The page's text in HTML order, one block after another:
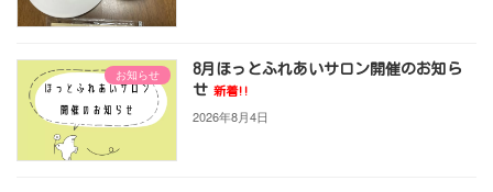
お知らせ
8月ほっとふれあいサロン開催のお知ら
せ 新着!!
2026年8月4日